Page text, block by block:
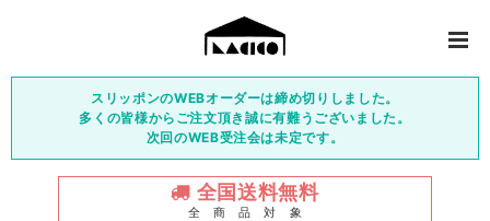
スリッポンのWEBオーダーは締め切りしました。
多くの皆様からご注文頂き誠に有難うございました。
次回のWEB受注会は未定です。
全国送料無料
全 商 品 対 象